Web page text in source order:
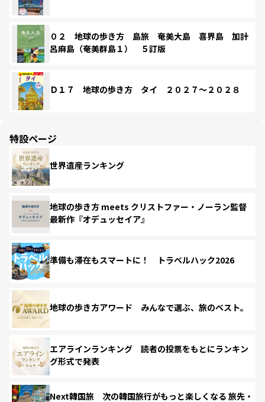
０２ 地球の歩き方 島旅 奄美大島 喜界島 加計
呂麻島（奄美群島１） ５訂版
Ｄ１７ 地球の歩き方 タイ ２０２７～２０２８
特設ページ
世界遺産ランキング
地球の歩き方 meets クリストファー・ノーラン監督
最新作『オデュッセイア』
準備も滞在もスマートに！ トラベルハック2026
地球の歩き方アワード みんなで選ぶ、旅のベスト。
エアラインランキング 読者の投票をもとにランキン
グ形式で発表
Next韓国旅 次の韓国旅行がもっと楽しくなる 旅先・